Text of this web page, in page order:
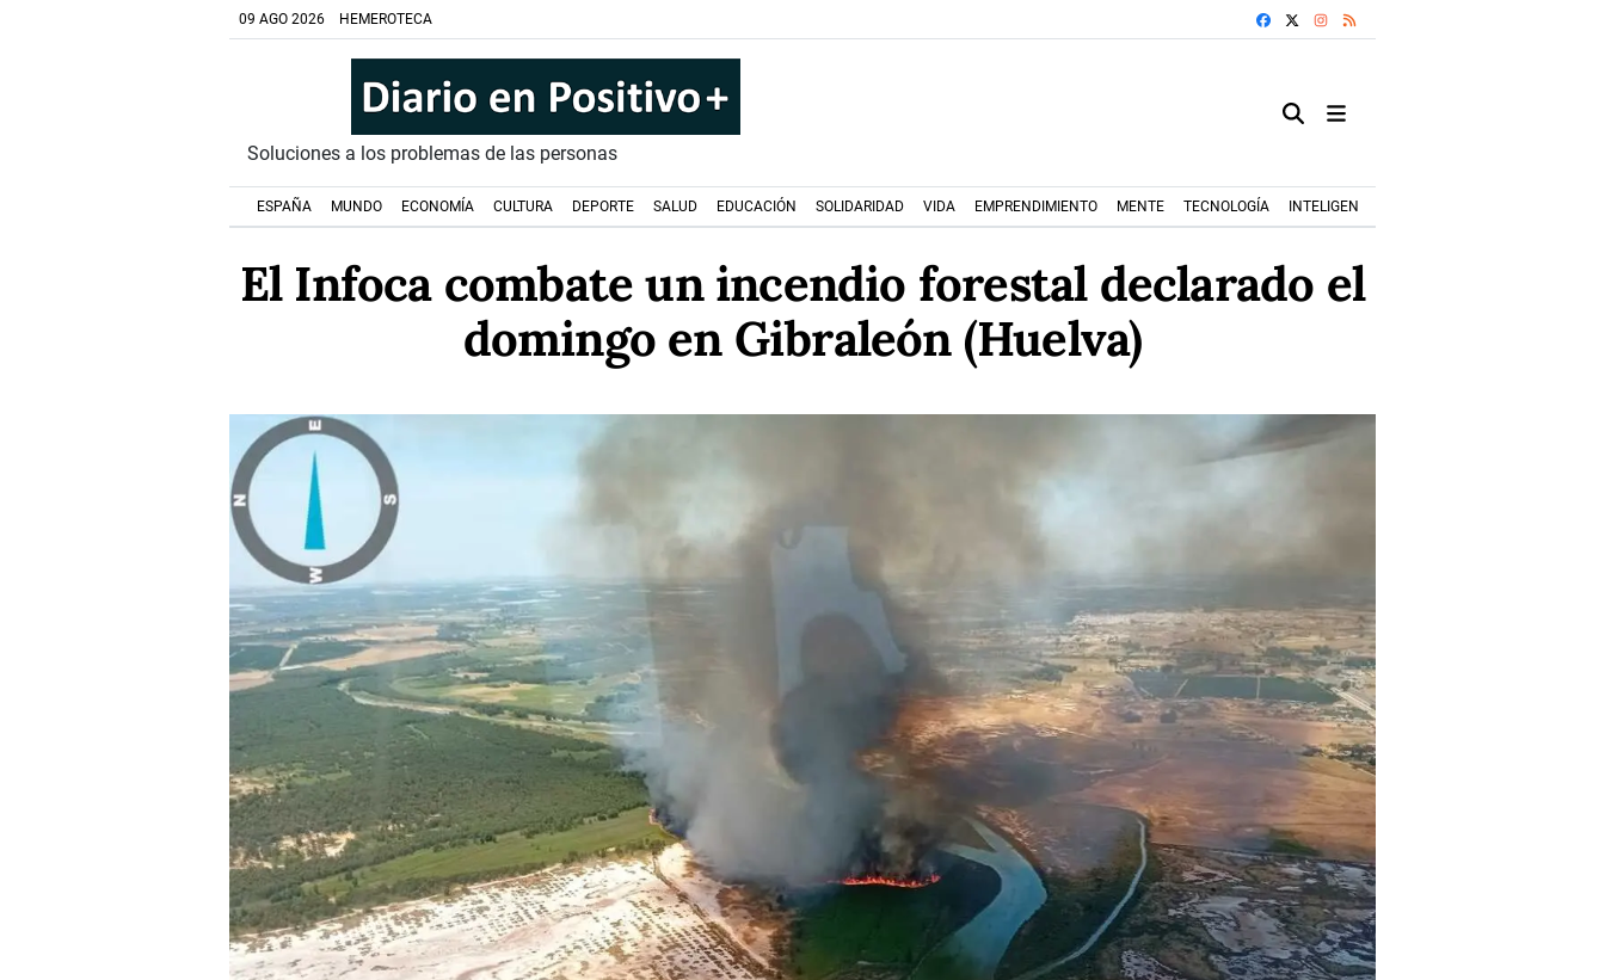
09 AGO 2026 HEMEROTECA FACEBOOKINSTAGRAM
Soluciones a los problemas de las personas
ESPAÑA MUNDO ECONOMÍA CULTURA DEPORTE SALUD EDUCACIÓN SOLIDARIDAD VIDA EMPRENDIMIENTO MENTE TECNOLOGÍA INTELIGENCIA ARTIFICIAL
El Infoca combate un incendio forestal declarado el
domingo en Gibraleón (Huelva)